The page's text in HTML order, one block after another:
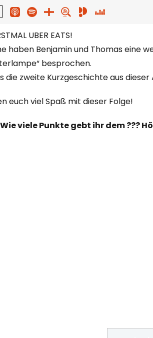
UBER EATS!
haben Benjamin und Thomas eine
besprochen.
die zweite Kurzgeschichte aus dieser
euch viel Spaß mit dieser Folge!
Wie viele Punkte gebt ihr dem ???